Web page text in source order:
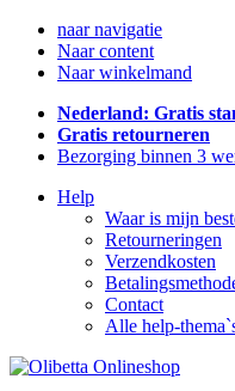
naar navigatie
Naar content
Naar winkelmand
Nederland: Gratis
Gratis retourneren
Bezorging binnen 3
Help
Waar is mijn
Retourneringen
Verzendkosten
Contact
Alle help-